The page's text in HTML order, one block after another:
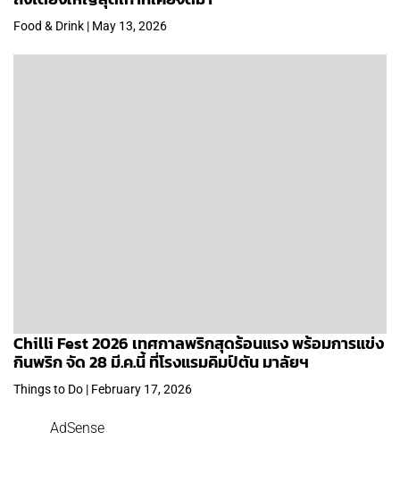
Food & Drink | May 13, 2026
Chilli Fest 2026 เทศกาลพริกสุดร้อนแรง พร้อมการแข่ง
กินพริก จัด 28 มี.ค.นี้ ที่โรงแรมคิมป์ตัน มาลัยฯ
Things to Do | February 17, 2026
AdSense